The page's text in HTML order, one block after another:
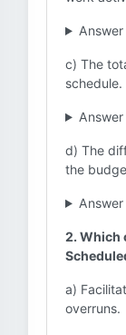
Answer
c) The
schedule.
Answer
d) The
the
Answer
2. Which
a)
overruns.